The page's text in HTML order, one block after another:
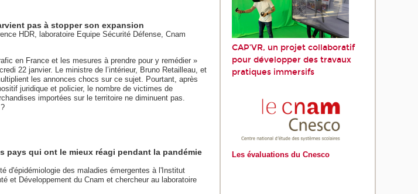
pas à stopper son expansion
HDR, laboratoire Equipe Sécurité Défense, Cnam
en France et les mesures à prendre pour y remédier »
22 janvier. Le ministre de l’intérieur, Bruno Retailleau, et
les annonces chocs sur ce sujet. Pourtant, après
juridique et policier, le nombre de victimes de
importées sur le territoire ne diminuent pas.
pays qui ont le mieux réagi pendant la pandémie
d'épidémiologie des maladies émergentes à l'Institut
et Développement du Cnam et chercheur au laboratoire
CAP’VR, un projet collaboratif
pour développer des travaux
pratiques immersifs
Les évaluations du Cnesco